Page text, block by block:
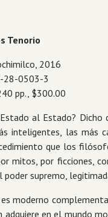
Tenorio
2016
28-0503-3
pp., $300.00
al Estado?
inteligentes, las más
que los
mitos, por ficciones,
poder supremo,
moderno
adquiere en el mundo